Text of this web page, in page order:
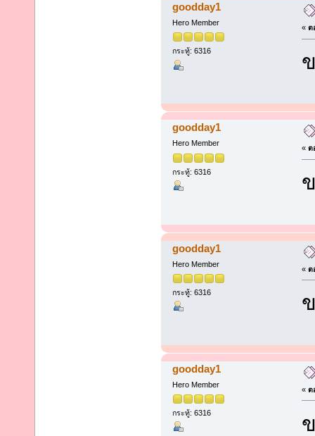
goodday1
Hero Member
กระทู้: 6316
« ต
goodday1
Hero Member
กระทู้: 6316
« ต
goodday1
Hero Member
กระทู้: 6316
« ต
goodday1
Hero Member
กระทู้: 6316
« ต